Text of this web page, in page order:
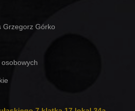
Grzegorz Górko